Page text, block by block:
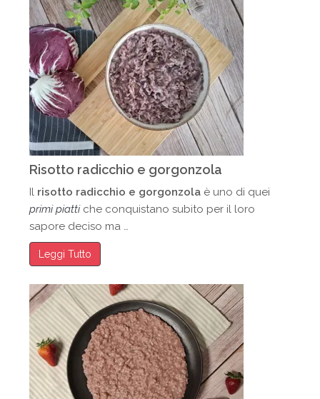
Risotto radicchio e gorgonzola
Il risotto radicchio e gorgonzola è uno di quei
primipiatti che conquistano subito per il loro
sapore deciso ma …
Leggi Tutto